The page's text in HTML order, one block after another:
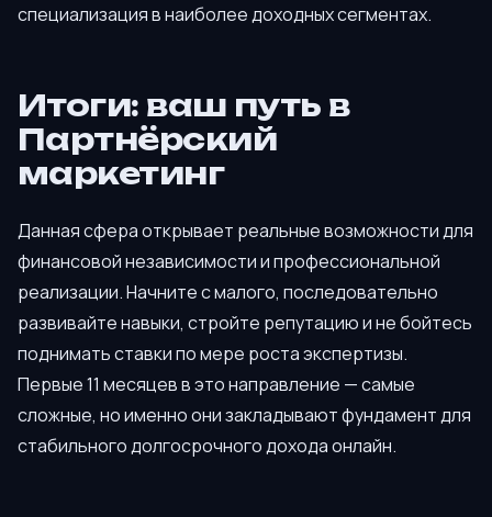
специализация в наиболее доходных сегментах.
Итоги: ваш путь в
Партнёрский
маркетинг
Данная сфера открывает реальные возможности для
финансовой независимости и профессиональной
реализации. Начните с малого, последовательно
развивайте навыки, стройте репутацию и не бойтесь
поднимать ставки по мере роста экспертизы.
Первые 11 месяцев в это направление — самые
сложные, но именно они закладывают фундамент для
стабильного долгосрочного дохода онлайн.